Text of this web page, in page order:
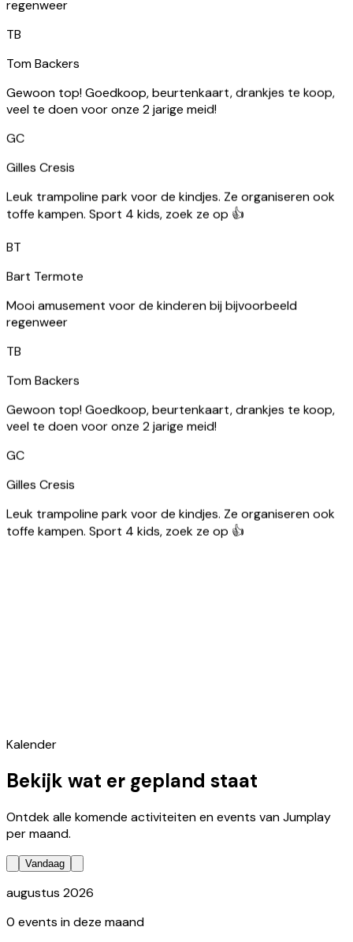
TB
Tom Backers
Gewoon top! Goedkoop, beurtenkaart, drankjes te koop,
veel te doen voor onze 2 jarige meid!
GC
Gilles Cresis
Leuk trampoline park voor de kindjes. Ze organiseren ook
toffe kampen. Sport 4 kids, zoek ze op 👍
Bart Termote
Mooi amusement voor de kinderen bij bijvoorbeeld
regenweer
TB
Tom Backers
Gewoon top! Goedkoop, beurtenkaart, drankjes te koop,
veel te doen voor onze 2 jarige meid!
GC
Gilles Cresis
Leuk trampoline park voor de kindjes. Ze organiseren ook
toffe kampen. Sport 4 kids, zoek ze op 👍
Kalender
Bekijk wat er gepland staat
Ontdek alle komende activiteiten en events van Jumplay
per maand.
Vandaag
augustus 2026
0 events in deze maand